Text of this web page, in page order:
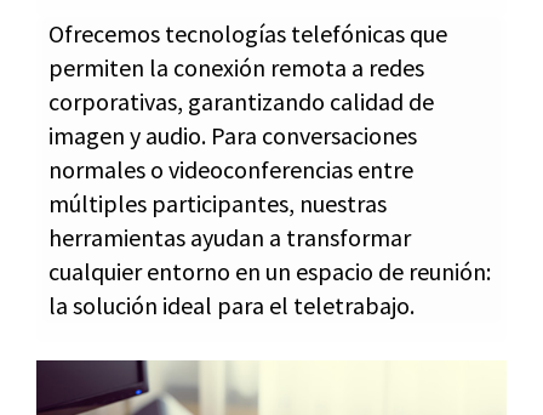
Ofrecemos tecnologías telefónicas que
permiten la conexión remota a redes
corporativas, garantizando calidad de
imagen y audio. Para conversaciones
normales o videoconferencias entre
múltiples participantes, nuestras
herramientas ayudan a transformar
cualquier entorno en un espacio de reunión:
la solución ideal para el teletrabajo.